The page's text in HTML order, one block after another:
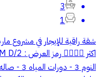
3
1
شقة راقية للإيجار في مشروع
النوم 3 -